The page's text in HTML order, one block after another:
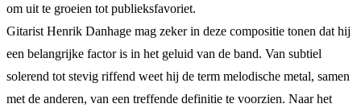
om uit te groeien tot publieksfavoriet.
Gitarist Henrik Danhage mag zeker in deze compositie tonen dat hij
een belangrijke factor is in het geluid van de band. Van subtiel
solerend tot stevig riffend weet hij de term melodische metal, samen
met de anderen, van een treffende definitie te voorzien. Naar het